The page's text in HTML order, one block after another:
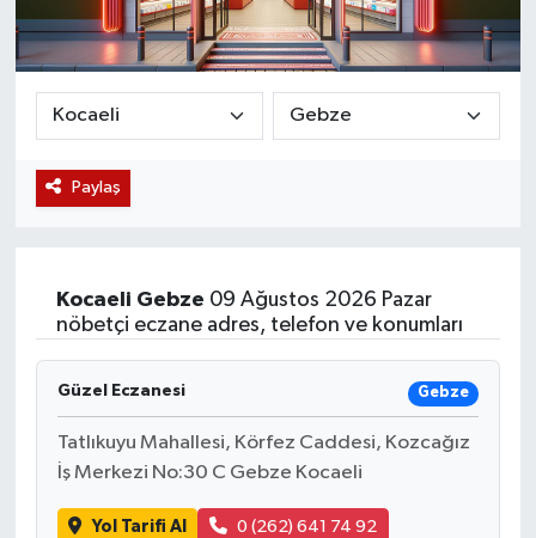
Paylaş
Kocaeli Gebze 09 Ağustos 2026 Pazar
nöbetçi eczane adres, telefon ve konumları
Güzel Eczanesi Gebze
Tatlıkuyu Mahallesi, Körfez Caddesi, Kozcağız
İş Merkezi No:30 C Gebze Kocaeli
Yol Tarifi Al 0 (262) 641 74 92
Magazin
Etkinlikler